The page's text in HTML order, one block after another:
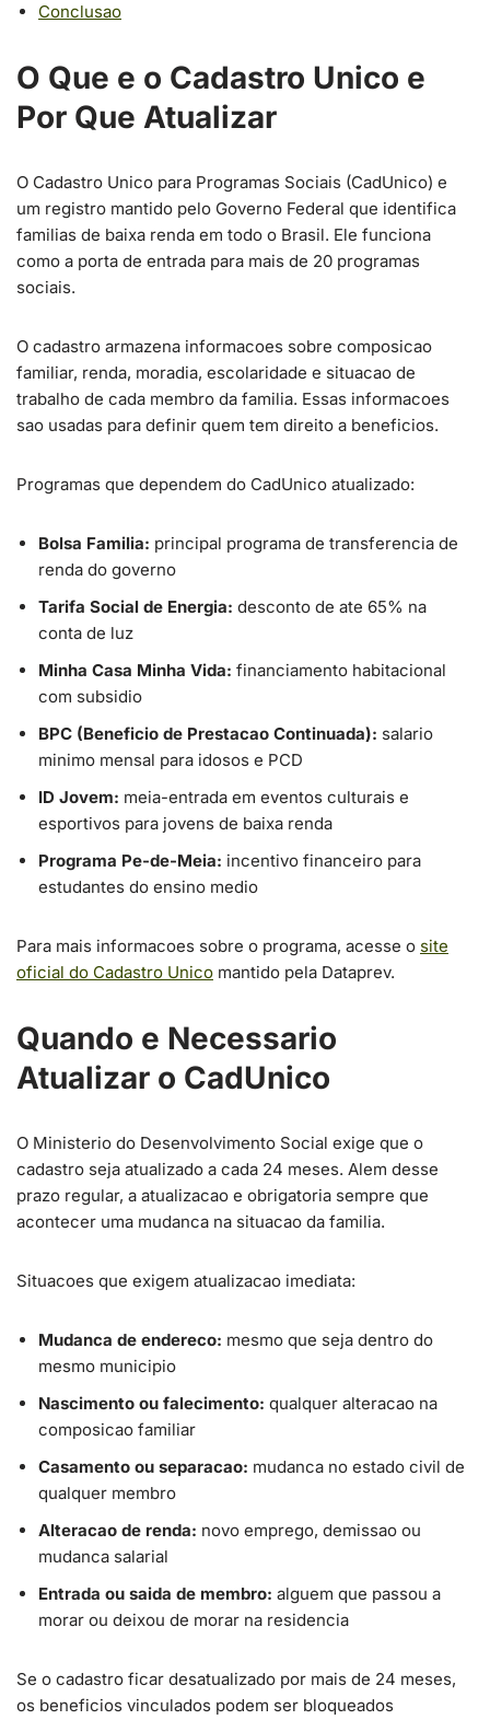
Conclusao
O Que e o Cadastro Unico e
Por Que Atualizar
O Cadastro Unico para Programas Sociais (CadUnico) e
um registro mantido pelo Governo Federal que identifica
familias de baixa renda em todo o Brasil. Ele funciona
como a porta de entrada para mais de 20 programas
sociais.
O cadastro armazena informacoes sobre composicao
familiar, renda, moradia, escolaridade e situacao de
trabalho de cada membro da familia. Essas informacoes
sao usadas para definir quem tem direito a beneficios.
Programas que dependem do CadUnico atualizado:
Bolsa Familia: principal programa de transferencia de
renda do governo
Tarifa Social de Energia: desconto de ate 65% na
conta de luz
Minha Casa Minha Vida: financiamento habitacional
com subsidio
BPC (Beneficio de Prestacao Continuada): salario
minimo mensal para idosos e PCD
ID Jovem: meia-entrada em eventos culturais e
esportivos para jovens de baixa renda
Programa Pe-de-Meia: incentivo financeiro para
estudantes do ensino medio
Para mais informacoes sobre o programa, acesse o site
oficial do Cadastro Unico mantido pela Dataprev.
Quando e Necessario
Atualizar o CadUnico
O Ministerio do Desenvolvimento Social exige que o
cadastro seja atualizado a cada 24 meses. Alem desse
prazo regular, a atualizacao e obrigatoria sempre que
acontecer uma mudanca na situacao da familia.
Situacoes que exigem atualizacao imediata:
Mudanca de endereco: mesmo que seja dentro do
mesmo municipio
Nascimento ou falecimento: qualquer alteracao na
composicao familiar
Casamento ou separacao: mudanca no estado civil de
qualquer membro
Alteracao de renda: novo emprego, demissao ou
mudanca salarial
Entrada ou saida de membro: alguem que passou a
morar ou deixou de morar na residencia
Se o cadastro ficar desatualizado por mais de 24 meses,
os beneficios vinculados podem ser bloqueados